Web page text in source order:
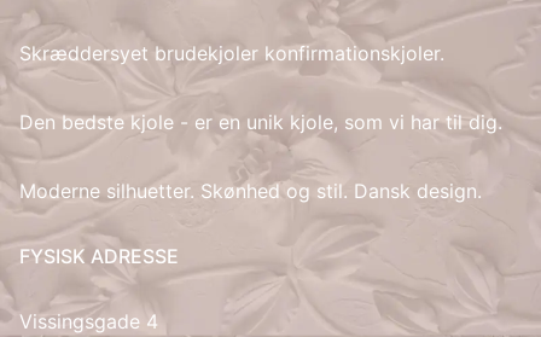
IT
LV
LT
Skræddersyet brudekjoler konfirmationskjoler.
Den bedste kjole - er en unik kjole, som vi har til dig.
Moderne silhuetter. Skønhed og stil. Dansk design.
FYSISK ADRESSE
Vissingsgade 4